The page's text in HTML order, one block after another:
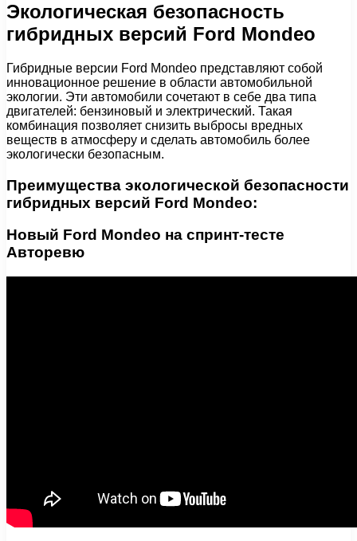
Экологическая безопасность
гибридных версий Ford Mondeo
Гибридные версии Ford Mondeo представляют собой
инновационное решение в области автомобильной
экологии. Эти автомобили сочетают в себе два типа
двигателей: бензиновый и электрический. Такая
комбинация позволяет снизить выбросы вредных
веществ в атмосферу и сделать автомобиль более
экологически безопасным.
Преимущества экологической безопасности
гибридных версий Ford Mondeo:
Новый Ford Mondeo на спринт-тесте
Авторевю